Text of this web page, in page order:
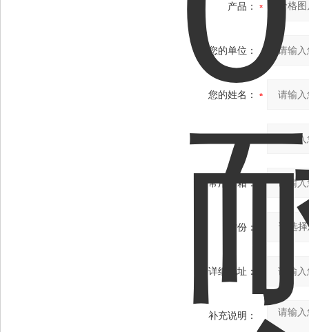
产品：
您的单位：
您的姓名：
常用邮箱：
省份：
详细地址：
补充说明：